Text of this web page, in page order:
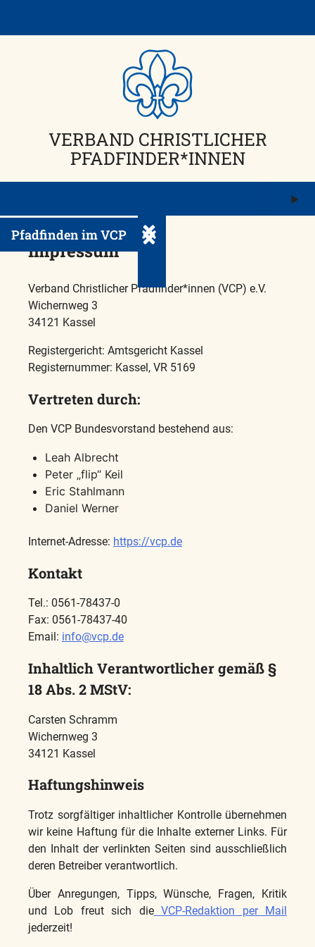
VERBAND CHRISTLICHER
PFADFINDER*INNEN
Pfadfinden im VCP Untermenü ein-/ausklappen
Impressum
Verband Christlicher Pfadfinder*innen (VCP) e.V.
Wichernweg 3
34121 Kassel
Registergericht: Amtsgericht Kassel
Registernummer: Kassel, VR 5169
Vertreten durch:
Den VCP Bundesvorstand bestehend aus:
Leah Albrecht
Peter „flip“ Keil
Eric Stahlmann
Daniel Werner
Internet-Adresse: https://vcp.de
Kontakt
Tel.: 0561-78437-0
Fax: 0561-78437-40
Email: info@vcp.de
Inhaltlich Verantwortlicher gemäß §
18 Abs. 2 MStV:
Carsten Schramm
Wichernweg 3
34121 Kassel
Haftungshinweis
Trotz sorgfältiger inhaltlicher Kontrolle übernehmen
wir keine Haftung für die Inhalte externer Links. Für
den Inhalt der verlinkten Seiten sind ausschließlich
deren Betreiber verantwortlich.
Über Anregungen, Tipps, Wünsche, Fragen, Kritik
und Lob freut sich dieVCP-Redaktion per Mail
jederzeit!